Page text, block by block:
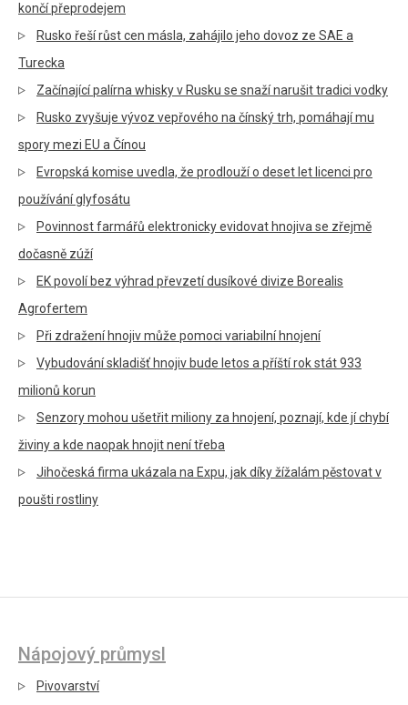
končí přeprodejem
Rusko řeší růst cen másla, zahájilo jeho dovoz ze SAE a
Turecka
Začínající palírna whisky v Rusku se snaží narušit tradici vodky
Rusko zvyšuje vývoz vepřového na čínský trh, pomáhají mu
spory mezi EU a Čínou
Evropská komise uvedla, že prodlouží o deset let licenci pro
používání glyfosátu
Povinnost farmářů elektronicky evidovat hnojiva se zřejmě
dočasně zúží
EK povolí bez výhrad převzetí dusíkové divize Borealis
Agrofertem
Při zdražení hnojiv může pomoci variabilní hnojení
Vybudování skladišť hnojiv bude letos a příští rok stát 933
milionů korun
Senzory mohou ušetřit miliony za hnojení, poznají, kde jí chybí
živiny a kde naopak hnojit není třeba
Jihočeská firma ukázala na Expu, jak díky žížalám pěstovat v
poušti rostliny
Nápojový průmysl
Pivovarství